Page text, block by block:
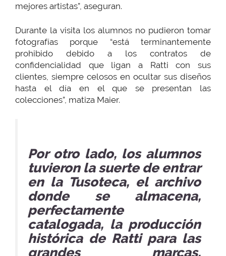
mejores artistas”, aseguran.
Durante la visita los alumnos no pudieron tomar
fotografías porque “está terminantemente
prohibido debido a los contratos de
confidencialidad que ligan a Ratti con sus
clientes, siempre celosos en ocultar sus diseños
hasta el día en el que se presentan las
colecciones”, matiza Maier.
Por otro lado, los alumnos
tuvieron la suerte de entrar
en la Tusoteca, el archivo
donde se almacena,
perfectamente
catalogada, la producción
histórica de Ratti para las
grandes marcas.